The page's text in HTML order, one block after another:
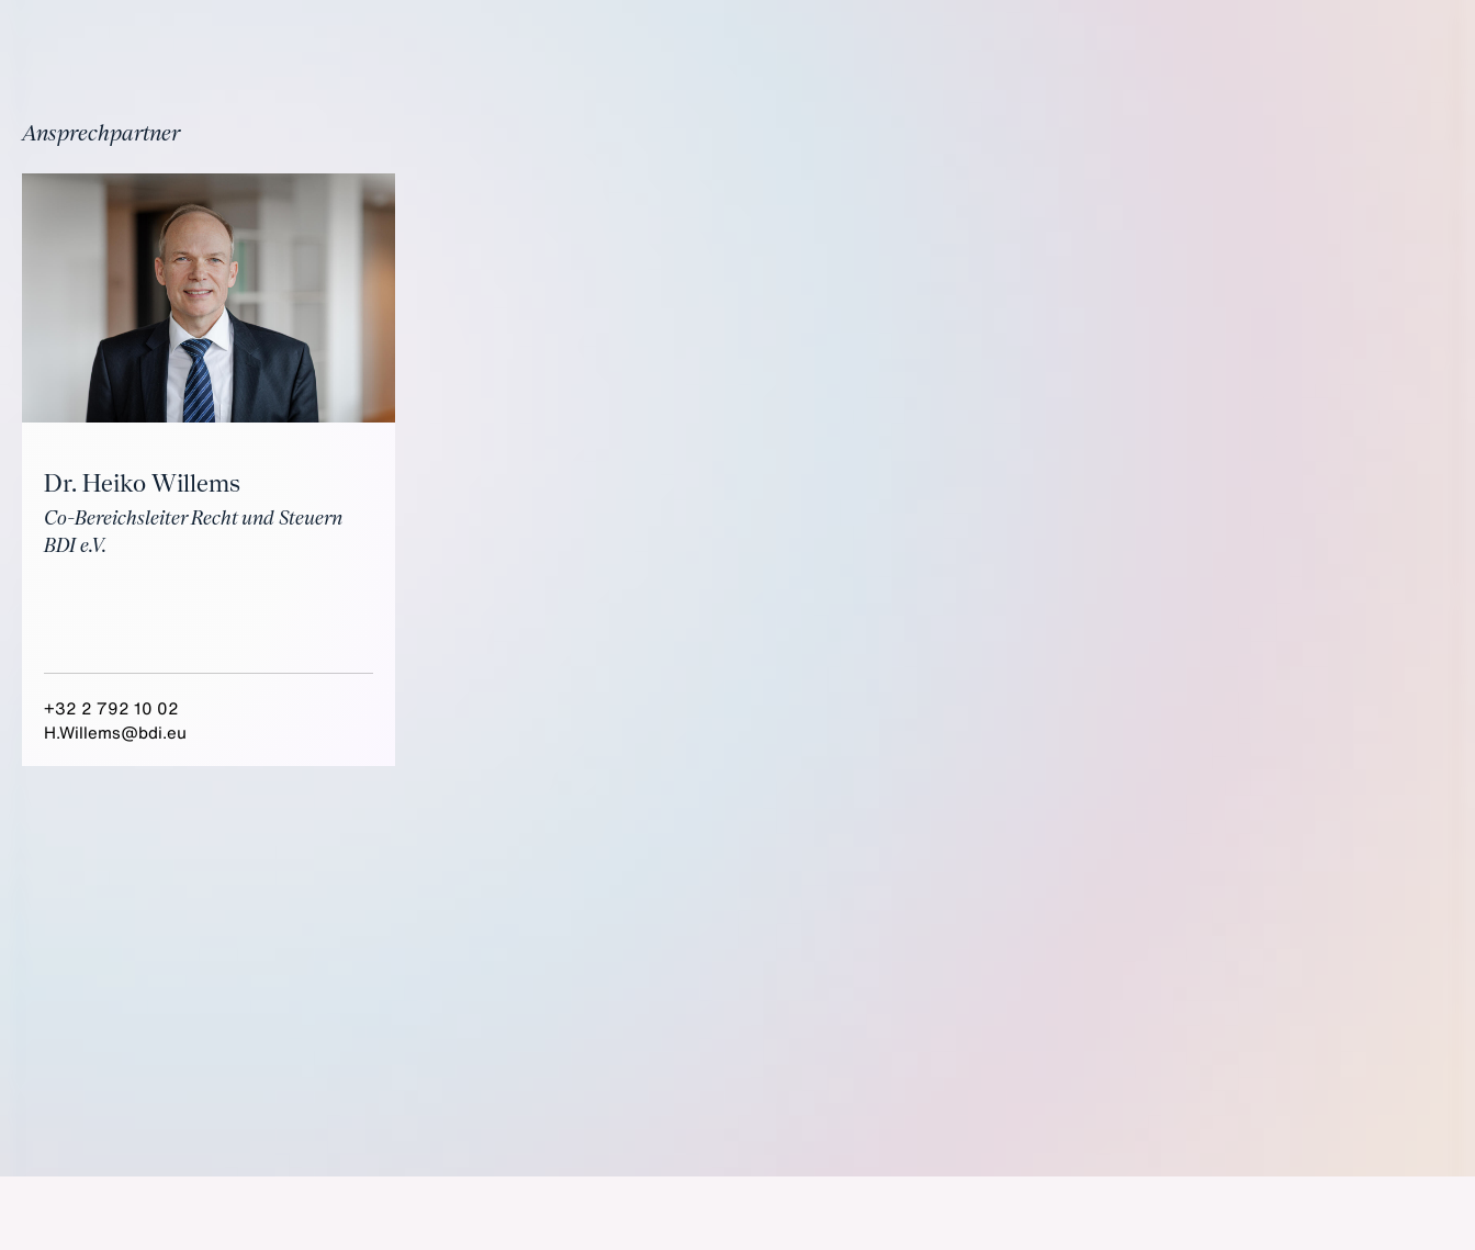
Ansprechpartner
Dr. Heiko Willems
Co-Bereichsleiter Recht und Steuern
BDI e.V.
+32 2 792 10 02
H.Willems@bdi.eu